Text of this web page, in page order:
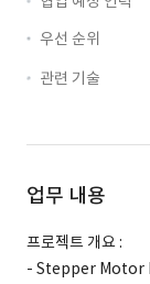
우선 순위
관련 기술
업무 내용
프로젝트 개요 :
- Stepper Motor